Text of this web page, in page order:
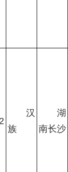
汉
族
湖
南长沙